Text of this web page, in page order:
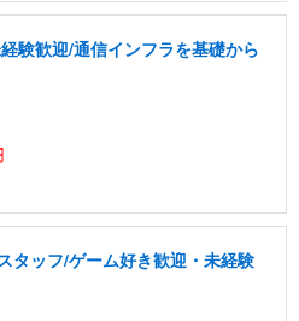
験歓迎/通信インフラを基礎から
タッフ/ゲーム好き歓迎・未経験